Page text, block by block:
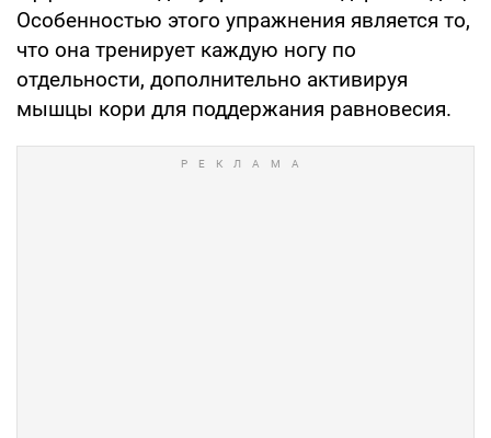
Особенностью этого упражнения является то,
что она тренирует каждую ногу по
отдельности, дополнительно активируя
мышцы кори для поддержания равновесия.